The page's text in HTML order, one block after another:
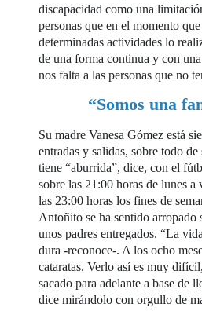
discapacidad como una
personas que en el momento
determinadas actividades lo
de una forma continua y con
nos falta a las personas que no
“Somos una
Su madre Vanesa Gómez está
entradas y salidas, sobre todo
tiene “aburrida”, dice, con el
sobre las 21:00 horas de lunes a
las 23:00 horas los fines de
Antoñito se ha sentido arropado
unos padres entregados. “La
dura -reconoce-. A los ocho
cataratas. Verlo así es muy
sacado para adelante a base de
dice mirándolo con orgullo de